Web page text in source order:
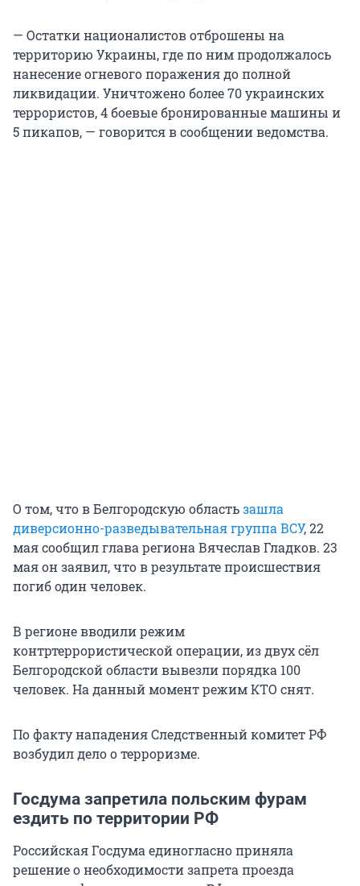
— Остатки националистов отброшены на
территорию Украины, где по ним продолжалось
нанесение огневого поражения до полной
ликвидации. Уничтожено более 70 украинских
террористов, 4 боевые бронированные машины и
5 пикапов, — говорится в сообщении ведомства.
О том, что в Белгородскую областьзашла
диверсионно-разведывательная группа ВСУ, 22
мая сообщил глава региона Вячеслав Гладков. 23
мая он заявил, что в результате происшествия
погиб один человек.
В регионе вводили режим
контртеррористической операции, из двух сёл
Белгородской области вывезли порядка 100
человек. На данный момент режим КТО снят.
По факту нападения Следственный комитет РФ
возбудил дело о терроризме.
Госдума запретила польским фурам
ездить по территории РФ
Российская Госдума единогласно приняла
решение о необходимости запрета проезда